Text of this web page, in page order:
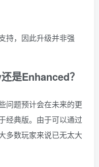
持，因此升级并非强
是Enhanced？
问题预计会在未来的更
经典版。由于可以通过
多数玩家来说已无太大